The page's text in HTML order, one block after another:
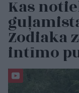
Kas
Zodiaka
intīmo